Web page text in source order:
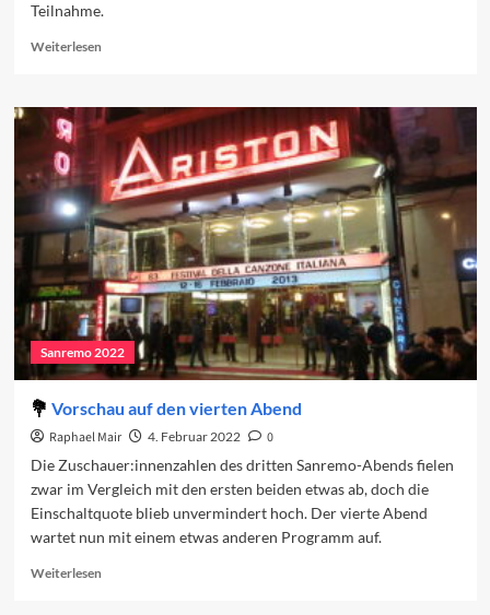
Teilnahme.
WeiterlesenRead
Patty
Pravo
und
das
Sanremo-
Festival
Sanremo 2022
Vorschau auf den vierten Abend
Raphael Mair 4. Februar 2022
0
Die Zuschauer:innenzahlen des dritten Sanremo-Abends fielen
zwar im Vergleich mit den ersten beiden etwas ab, doch die
Einschaltquote blieb unvermindert hoch. Der vierte Abend
wartet nun mit einem etwas anderen Programm auf.
WeiterlesenRead